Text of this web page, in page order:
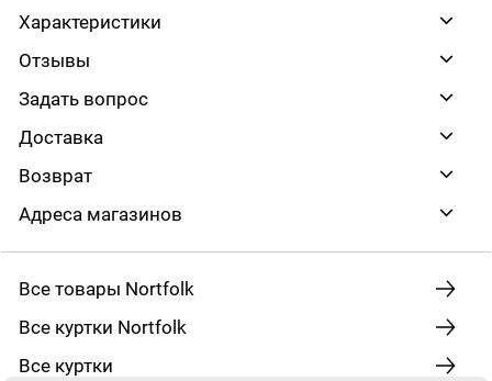
Характеристики
Отзывы
Задать вопрос
Доставка
Возврат
Адреса магазинов
Все товары Nortfolk
Все куртки Nortfolk
Все куртки